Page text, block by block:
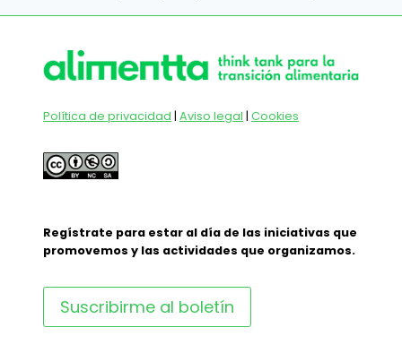
Política de privacidad | Aviso legal | Cookies
Regístrate para estar al día de las iniciativas que
promovemos y las actividades que organizamos.
Suscribirme al boletín